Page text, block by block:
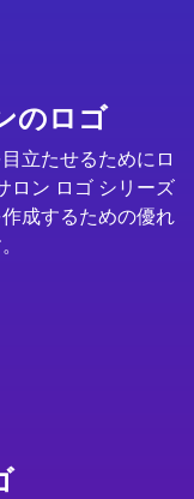
のロゴ
立たせるためにロ
ロン ロゴ シリーズ
成するための優れ